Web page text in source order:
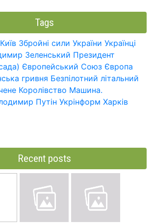
Tags
Київ Збройні сили України Українці
Зеленський Президент
Європейський Союз Європа
гривня Безпілотний літальний
Королівство Машина.
Путін Укрінформ Харків
Recent posts